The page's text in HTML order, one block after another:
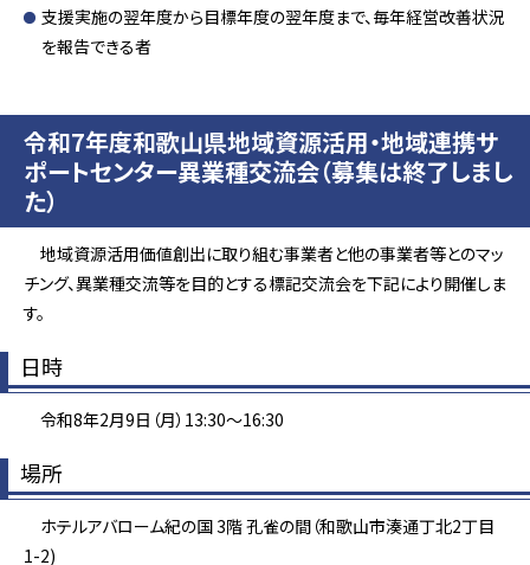
支援実施の翌年度から目標年度の翌年度まで、毎年経営改善状況
を報告できる者
令和7年度和歌山県地域資源活用・地域連携サ
ポートセンター異業種交流会（募集は終了しまし
た）
地域資源活用価値創出に取り組む事業者と他の事業者等とのマッ
チング、異業種交流等を目的とする標記交流会を下記により開催しま
す。
日時
令和8年2月9日（月）13:30～16:30
場所
ホテルアバローム紀の国 3階 孔雀の間（和歌山市湊通丁北2丁目
1-2)